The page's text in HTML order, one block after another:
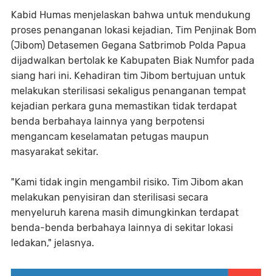
Kabid Humas menjelaskan bahwa untuk mendukung
proses penanganan lokasi kejadian, Tim Penjinak Bom
(Jibom) Detasemen Gegana Satbrimob Polda Papua
dijadwalkan bertolak ke Kabupaten Biak Numfor pada
siang hari ini. Kehadiran tim Jibom bertujuan untuk
melakukan sterilisasi sekaligus penanganan tempat
kejadian perkara guna memastikan tidak terdapat
benda berbahaya lainnya yang berpotensi
mengancam keselamatan petugas maupun
masyarakat sekitar.
"Kami tidak ingin mengambil risiko. Tim Jibom akan
melakukan penyisiran dan sterilisasi secara
menyeluruh karena masih dimungkinkan terdapat
benda-benda berbahaya lainnya di sekitar lokasi
ledakan," jelasnya.